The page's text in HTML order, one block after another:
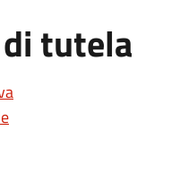
tutela